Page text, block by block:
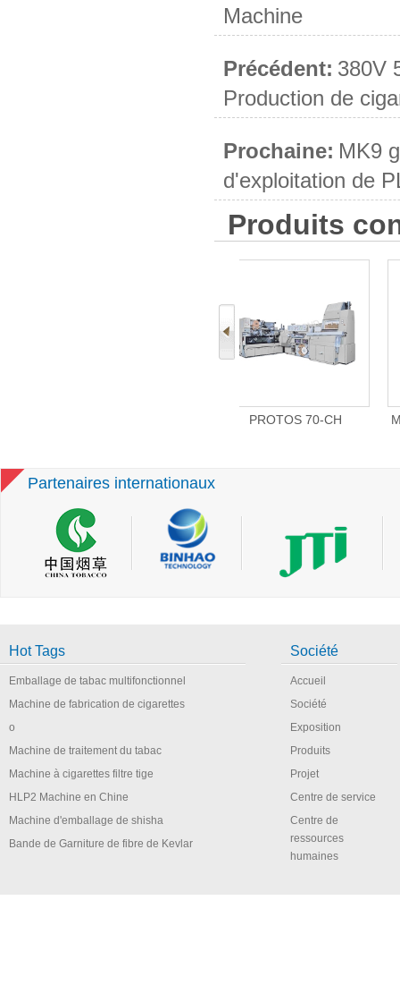
Machine
Précédent: 380V
Production de
Prochaine: MK9
d'exploitation de
Produits
MK8-D Cigarette Making
Partenaires internationaux
Hot Tags
Emballage de tabac multifonctionnel
Machine de fabrication de cigarettes
o
Machine de traitement du tabac
Machine à cigarettes filtre tige
HLP2 Machine en Chine
Machine d'emballage de shisha
Bande de Garniture de fibre de Kevlar
Société
Accueil
Société
Exposition
Produits
Projet
Centre de service
Centre de
ressources
humaines